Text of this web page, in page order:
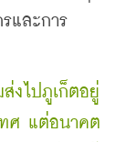
และการ
ไปภูเก็ตอยู่
ทศ แต่อนาคต